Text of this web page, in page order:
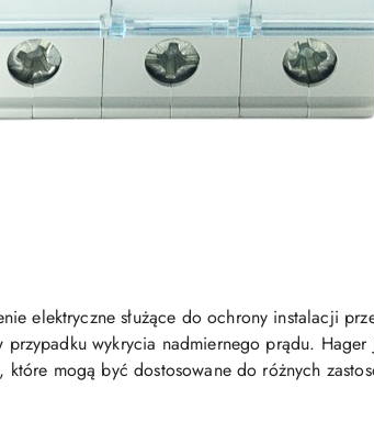
elektryczne służące do ochrony instalacji
przypadku wykrycia nadmiernego prądu.
mogą być dostosowane do różnych